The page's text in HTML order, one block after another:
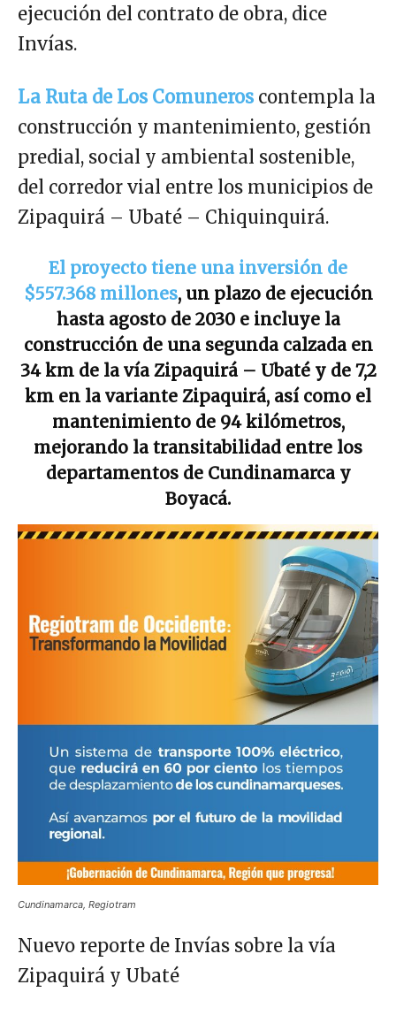
ejecución del contrato de obra, dice
Invías.
La Ruta de Los Comuneros contempla la
construcción y mantenimiento, gestión
predial, social y ambiental sostenible,
del corredor vial entre los municipios de
Zipaquirá – Ubaté – Chiquinquirá.
El proyecto tiene una inversión de
$557.368 millones, un plazo de ejecución
hasta agosto de 2030 e incluye la
construcción de una segunda calzada en
34 km de la vía Zipaquirá – Ubaté y de 7,2
km en la variante Zipaquirá, así como el
mantenimiento de 94 kilómetros,
mejorando la transitabilidad entre los
departamentos de Cundinamarca y
Boyacá.
Cundinamarca, Regiotram
Nuevo reporte de Invías sobre la vía
Zipaquirá y Ubaté